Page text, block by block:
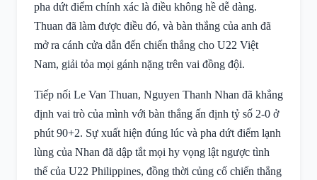
pha dứt điểm chính xác là điều không hề dễ dàng.
Thuan đã làm được điều đó, và bàn thắng của anh đã
mở ra cánh cửa dẫn đến chiến thắng cho U22 Việt
Nam, giải tỏa mọi gánh nặng trên vai đồng đội.
Tiếp nối Le Van Thuan, Nguyen Thanh Nhan đã khẳng
định vai trò của mình với bàn thắng ấn định tỷ số 2-0 ở
phút 90+2. Sự xuất hiện đúng lúc và pha dứt điểm lạnh
lùng của Nhan đã dập tắt mọi hy vọng lật ngược tình
thế của U22 Philippines, đồng thời củng cố chiến thắng